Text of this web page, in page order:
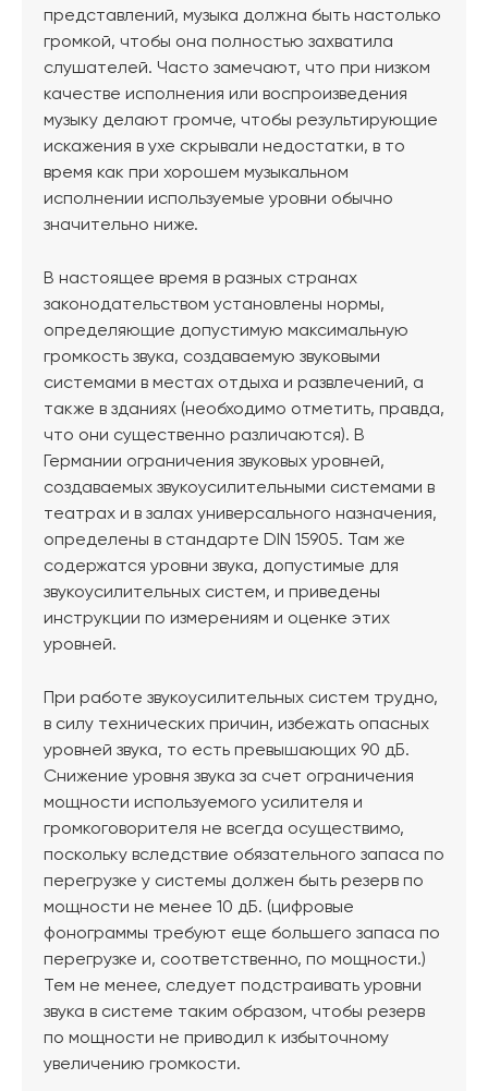
представлений, музыка должна быть настолько
громкой, чтобы она полностью захватила
слушателей. Часто замечают, что при низком
качестве исполнения или воспроизведения
музыку делают громче, чтобы результирующие
искажения в ухе скрывали недостатки, в то
время как при хорошем музыкальном
исполнении используемые уровни обычно
значительно ниже.
В настоящее время в разных странах
законодательством установлены нормы,
определяющие допустимую максимальную
громкость звука, создаваемую звуковыми
системами в местах отдыха и развлечений, а
также в зданиях (необходимо отметить, правда,
что они существенно различаются). В
Германии ограничения звуковых уровней,
создаваемых звукоусилительными системами в
театрах и в залах универсального назначения,
определены в стандарте DIN 15905. Там же
содержатся уровни звука, допустимые для
звукоусилительных систем, и приведены
инструкции по измерениям и оценке этих
уровней.
При работе звукоусилительных систем трудно,
в силу технических причин, избежать опасных
уровней звука, то есть превышающих 90 дБ.
Снижение уровня звука за счет ограничения
мощности используемого усилителя и
громкоговорителя не всегда осуществимо,
поскольку вследствие обязательного запаса по
перегрузке у системы должен быть резерв по
мощности не менее 10 дБ. (цифровые
фонограммы требуют еще большего запаса по
перегрузке и, соответственно, по мощности.)
Тем не менее, следует подстраивать уровни
звука в системе таким образом, чтобы резерв
по мощности не приводил к избыточному
увеличению громкости.